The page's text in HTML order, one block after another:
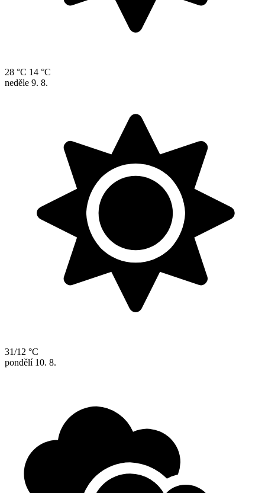
28 °C 14 °C
neděle 9. 8.
31/12 °C
pondělí 10. 8.